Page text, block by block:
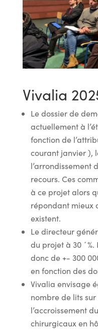
Vivalia
Le dossier de
actuellement à
fonction de
courant janvier ),
l’arrondissement
recours. Ces
à ce projet alors
répondant mieux
existent.
Le directeur
du projet à 30
donc de +- 300
en fonction des
Vivalia envisage
nombre de lits
l’accroissement
chirurgicaux en